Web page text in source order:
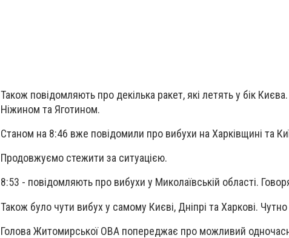
Також повідомляють про декілька ракет, які летять у бік
Ніжином та Яготином.
Станом на 8:46 вже повідомили про вибухи на Харківщині та
Продовжуємо стежити за ситуацією.
8:53 - повідомляють про вибухи у Миколаївській області.
Також було чути вибух у самому Києві, Дніпрі та Харкові.
Голова Житомирської ОВА попереджає про можливий